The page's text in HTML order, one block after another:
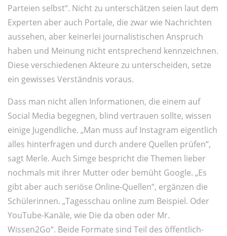
Parteien selbst“. Nicht zu unterschätzen seien laut dem
Experten aber auch Portale, die zwar wie Nachrichten
aussehen, aber keinerlei journalistischen Anspruch
haben und Meinung nicht entsprechend kennzeichnen.
Diese verschiedenen Akteure zu unterscheiden, setze
ein gewisses Verständnis voraus.
Dass man nicht allen Informationen, die einem auf
Social Media begegnen, blind vertrauen sollte, wissen
einige Jugendliche. „Man muss auf Instagram eigentlich
alles hinterfragen und durch andere Quellen prüfen“,
sagt Merle. Auch Simge bespricht die Themen lieber
nochmals mit ihrer Mutter oder bemüht Google. „Es
gibt aber auch seriöse Online-Quellen“, ergänzen die
Schülerinnen. „Tagesschau online zum Beispiel. Oder
YouTube-Kanäle, wie Die da oben oder Mr.
Wissen2Go“. Beide Formate sind Teil des öffentlich-